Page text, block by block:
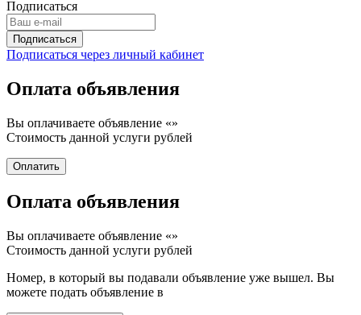
Подписаться
Подписаться через личный кабинет
Оплата объявления
Вы оплачиваете объявление «»
Стоимость данной услуги рублей
Оплата объявления
Вы оплачиваете объявление «»
Стоимость данной услуги рублей
Номер, в который вы подавали объявление уже вышел. Вы
можете подать объявление в